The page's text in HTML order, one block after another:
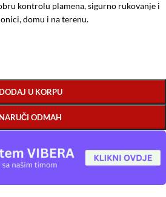
kontrolu plamena, sigurno rukovanje i
domu i na terenu.
DODAJ U KORPU
NARUČI ODMAH